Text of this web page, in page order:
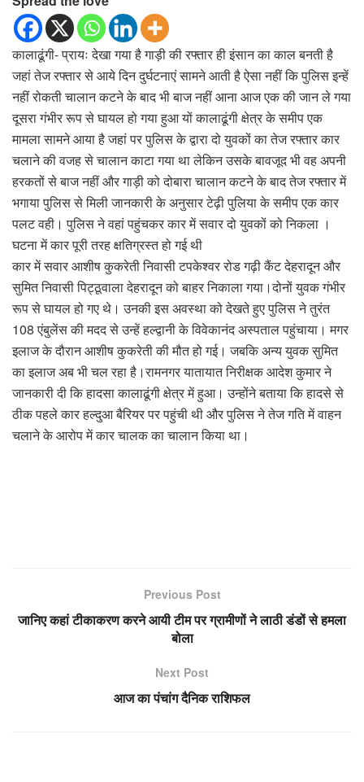
कालाढूंगी- प्रायः देखा गया है गाड़ी की रफ्तार ही इंसान का काल बनती है
जहां तेज रफ्तार से आये दिन दुर्घटनाएं सामने आती है ऐसा नहीं कि पुलिस इन्हें
नहीं रोकती चालान कटने के बाद भी बाज नहीं आना आज एक की जान ले गया
दूसरा गंभीर रूप से घायल हो गया हुआ यों कालाढूंगी क्षेत्र के समीप एक
मामला सामने आया है जहां पर पुलिस के द्वारा दो युवकों का तेज रफ्तार कार
चलाने की वजह से चालान काटा गया था लेकिन उसके बावजूद भी वह अपनी
हरकतों से बाज नहीं और गाड़ी को दोबारा चालान कटने के बाद तेज रफ्तार में
भगाया पुलिस से मिली जानकारी के अनुसार टेढ़ी पुलिया के समीप एक कार
पलट वही। पुलिस ने वहां पहुंचकर कार में सवार दो युवकों को निकला ।
घटना में कार पूरी तरह क्षतिग्रस्त हो गई थी
कार में सवार आशीष कुकरेती निवासी टपकेश्वर रोड गढ़ी कैंट देहरादून और
सुमित निवासी पिट्ठूवाला देहरादून को बाहर निकाला गया।दोनों युवक गंभीर
रूप से घायल हो गए थे। उनकी इस अवस्था को देखते हुए पुलिस ने तुरंत
108 एंबुलेंस की मदद से उन्हें हल्द्वानी के विवेकानंद अस्पताल पहुंचाया। मगर
इलाज के दौरान आशीष कुकरेती की मौत हो गई। जबकि अन्य युवक सुमित
का इलाज अब भी चल रहा है।रामनगर यातायात निरीक्षक आदेश कुमार ने
जानकारी दी कि हादसा कालाढूंगी क्षेत्र में हुआ। उन्होंने बताया कि हादसे से
ठीक पहले कार हल्दुआ बैरियर पर पहुंची थी और पुलिस ने तेज गति में वाहन
चलाने के आरोप में कार चालक का चालान किया था।
Previous Post
जानिए कहां टीकाकरण करने आयी टीम पर ग्रामीणों ने लाठी डंडों से हमला
बोला
Next Post
आज का पंचांग दैनिक राशिफल